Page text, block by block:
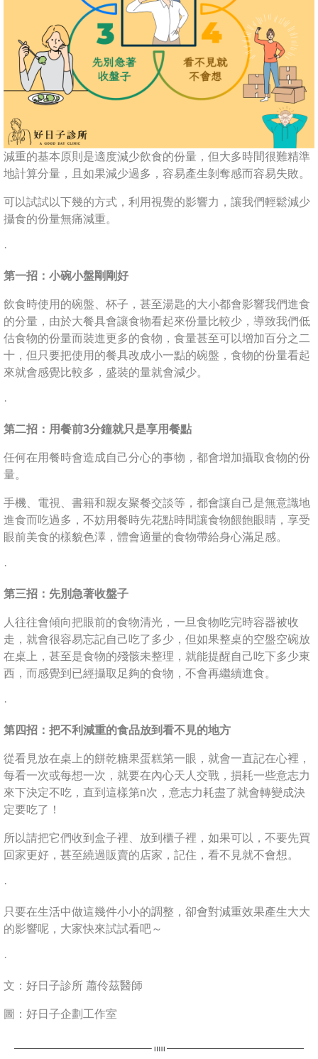
減重的基本原則是適度減少飲食的份量，但大多時間很難精準
地計算分量，且如果減少過多，容易產生剝奪感而容易失敗。
可以試試以下幾的方式，利用視覺的影響力，讓我們輕鬆減少
攝食的份量無痛減重。
·
第一招：小碗小盤剛剛好
飲食時使用的碗盤、杯子，甚至湯匙的大小都會影響我們進食
的分量，由於大餐具會讓食物看起來份量比較少，導致我們低
估食物的份量而裝進更多的食物，食量甚至可以增加百分之二
十，但只要把使用的餐具改成小一點的碗盤，食物的份量看起
來就會感覺比較多，盛裝的量就會減少。
·
第二招：用餐前3分鐘就只是享用餐點
任何在用餐時會造成自己分心的事物，都會增加攝取食物的份
量。
手機、電視、書籍和親友聚餐交談等，都會讓自己是無意識地
進食而吃過多，不妨用餐時先花點時間讓食物餵飽眼睛，享受
眼前美食的樣貌色澤，體會適量的食物帶給身心滿足感。
·
第三招：先別急著收盤子
人往往會傾向把眼前的食物清光，一旦食物吃完時容器被收
走，就會很容易忘記自己吃了多少，但如果整桌的空盤空碗放
在桌上，甚至是食物的殘骸未整理，就能提醒自己吃下多少東
西，而感覺到已經攝取足夠的食物，不會再繼續進食。
·
第四招：把不利減重的食品放到看不見的地方
從看見放在桌上的餅乾糖果蛋糕第一眼，就會一直記在心裡，
每看一次或每想一次，就要在內心天人交戰，損耗一些意志力
來下決定不吃，直到這樣第n次，意志力耗盡了就會轉變成決
定要吃了！
所以請把它們收到盒子裡、放到櫃子裡，如果可以，不要先買
回家更好，甚至繞過販賣的店家，記住，看不見就不會想。
·
只要在生活中做這幾件小小的調整，卻會對減重效果產生大大
的影響呢，大家快來試試看吧～
·
文：好日子診所 蕭伶茲醫師
圖：好日子企劃工作室